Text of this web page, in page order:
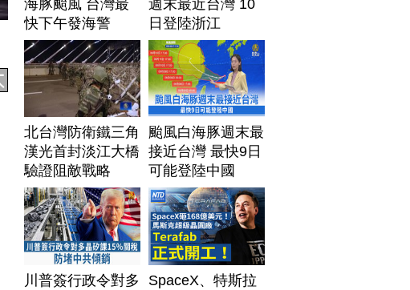
海豚颱風 台灣最
快下午發海警
週末最近台灣 10
日登陸浙江
北台灣防衛鐵三角
漢光首封淡江大橋
驗證阻敵戰略
颱風白海豚週末最
接近台灣 最快9日
可能登陸中國
川普簽行政令對多
SpaceX、特斯拉